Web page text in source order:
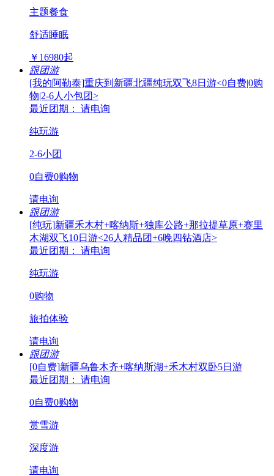
主题餐食
舒适睡眠
￥ 16980起
跟团游
[我的阿勒泰]重庆到新疆北疆纯玩双飞8日游<0自费|0购
物|2-6人小包团>
最近团期： 请电询
纯玩游
2-6小团
0自费0购物
请电询
跟团游
[纯玩]新疆禾木村+喀纳斯+独库公路+那拉提草原+赛里
木湖双飞10日游<26人精品团+6晚四钻酒店>
最近团期： 请电询
纯玩游
0购物
旅拍体验
请电询
跟团游
[0自费]新疆乌鲁木齐+喀纳斯湖+禾木村双卧5日游
最近团期： 请电询
0自费0购物
赏雪游
深度游
请电询